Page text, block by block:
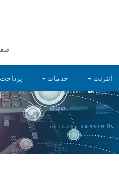
انترنت خدمات